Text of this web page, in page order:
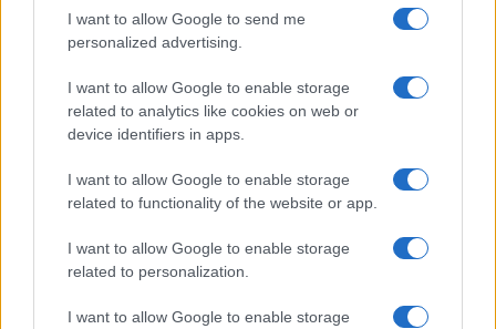
I want to allow Google to send me
personalized advertising.
I want to allow Google to enable storage
related to analytics like cookies on web or
device identifiers in apps.
I want to allow Google to enable storage
related to functionality of the website or app.
I want to allow Google to enable storage
related to personalization.
I want to allow Google to enable storage
Las 100 mujeres que están transformando
la industria automotriz en 2025